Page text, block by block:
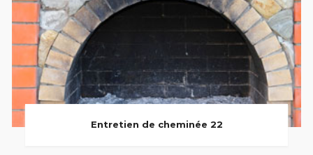
Entretien de cheminée 22